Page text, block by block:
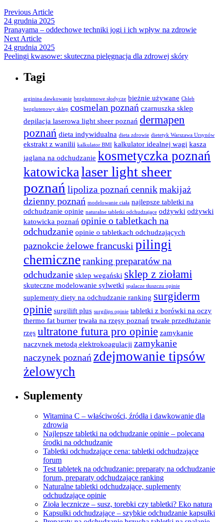
Previous Article
24 grudnia 2025
Pranayama – oddechowe techniki jogi i ich wpływ na zdrowie
Next Article
24 grudnia 2025
Peelingi kwasowe: skuteczna pielęgnacja dla zdrowej skóry
Tagi
arginina dawkowanie bezglutenowe słodycze bieżnie używane Chleb
bezglutenowy sklep cosmelan poznań czarnuszka sklep
depilacja laserowa light sheer poznań dermapen
poznań dieta indywidualna dieta zdrowie dietetyk Warszawa Ursynów
ekstrakt z wanilii kalkulator BMI kalkulator idealnej wagi kasza
jaglana na odchudzanie kosmetyczka poznań
katowicka laser light sheer
poznań lipoliza poznań cennikmakijaż
dzienny poznań modelowanie ciała najlepsze tabletki na
odchudzanie opinie naturalne tabletki odchudzające odżywki odżywki
katowicka poznań opinie o tabletkach na
odchudzanie opinie o tabletkach odchudzających
paznokcie żelowe francuski pilingi
chemiczne ranking preparatów na
odchudzanie sklep wegański sklep z ziołami
skuteczne modelowanie sylwetki spalacze tłuszczu opinie
suplementy diety na odchudzanie ranking surgiderm
opinie surgilift plus surgilips opinie tabletki z borówki na oczy
thermo fat burner trwała na rzęsy poznań trwałe przedłużanie
rzęs ultratone futura pro opinie zamykanie
naczynek metodą elektrokoagulacji zamykanie
naczynek poznań zdejmowanie tipsów
żelowych
Suplementy
Witamina C – właściwości, źródła i dawkowanie dla
zdrowia
Najlepsze tabletki na odchudzanie opinie – polecana
środki na odchudzanie
Tabletki odchudzające cena: tabletki odchudzające
forum
Test tabletek na odchudzanie: preparaty na odchudzanie
forum, preparaty odchudzające ranking
Naturalne tabletki odchudzające, suplementy
odchudzające opinie
Zioła lecznicze – susz, torebki czy tabletki? Eko natura
Kapsułki odchudzające – szybkie odchudzanie kapsułki